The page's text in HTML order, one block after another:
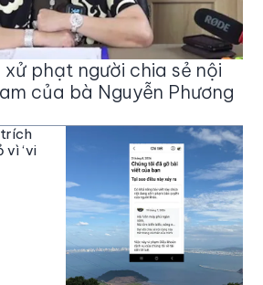
phạt người chia sẻ nội
của bà Nguyễn Phương
trích
vì ‘vi